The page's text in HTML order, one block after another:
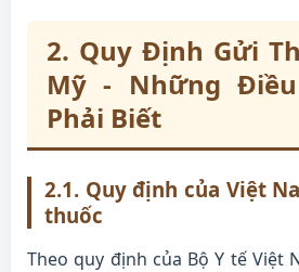
2. Quy Định Gửi
Mỹ - Những
Phải Biết
2.1. Quy định của Việt
thuốc
Theo quy định của Bộ Y tế Việt